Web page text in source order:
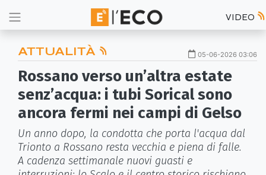
VIDEO
ATTUALITÀ 05-06-2026 03:06
Rossano verso un’altra estate
senz’acqua: i tubi Sorical sono
ancora fermi nei campi di Gelso
Un anno dopo, la condotta che porta l'acqua dal
Trionto a Rossano resta vecchia e piena di falle.
A cadenza settimanale nuovi guasti e